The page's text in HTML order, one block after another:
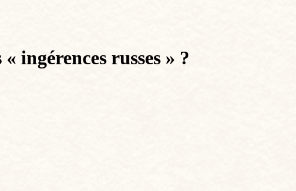
ingérences russes » ?